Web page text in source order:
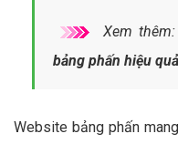
Xem
bảng phấn hiệu quả
Website bảng phấn